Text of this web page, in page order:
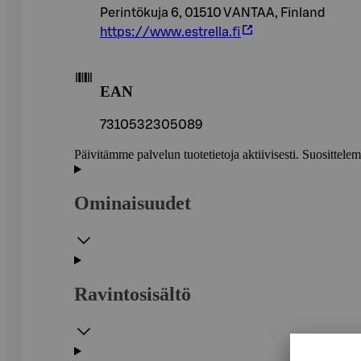
Perintökuja 6, 01510 VANTAA, Finland
https://www.estrella.fi
EAN
7310532305089
Päivitämme palvelun tuotetietoja aktiivisesti.
Ominaisuudet
Ravintosisältö